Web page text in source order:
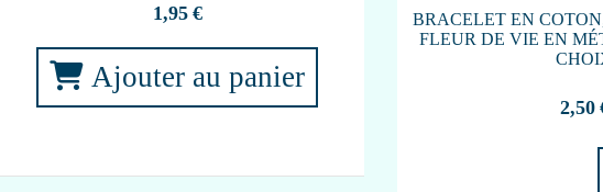
1,95€
Ajouter au panier
BRACELET EN
FLEUR DE VIE EN
2,50